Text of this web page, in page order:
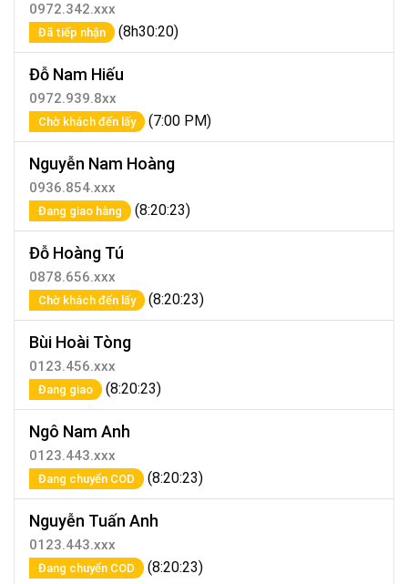
0972.342.xxx
Đã tiếp nhận (8h30:20)
Đỗ Nam Hiếu
0972.939.8xx
Chờ khách đến lấy (7:00 PM)
Nguyễn Nam Hoàng
0936.854.xxx
Đang giao hàng (8:20:23)
Đỗ Hoàng Tú
0878.656.xxx
Chờ khách đến lấy (8:20:23)
Bùi Hoài Tòng
0123.456.xxx
Đang giao (8:20:23)
Ngô Nam Anh
0123.443.xxx
Đang chuyển COD (8:20:23)
Nguyễn Tuấn Anh
0123.443.xxx
Đang chuyển COD (8:20:23)